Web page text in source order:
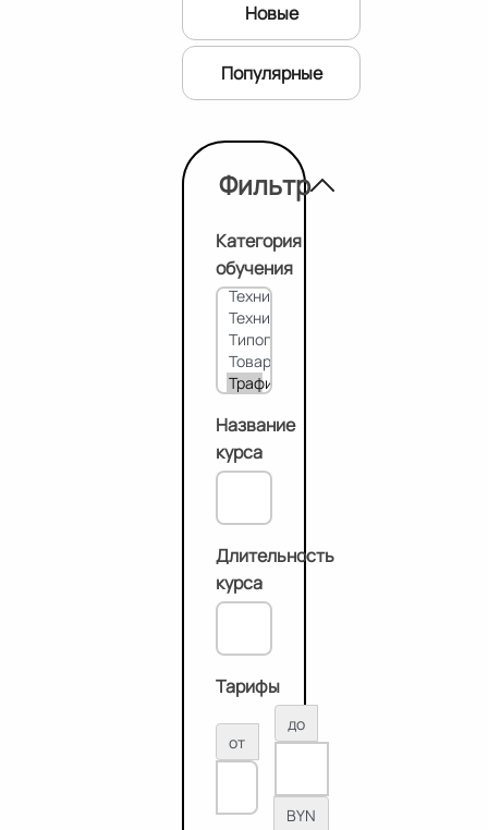
Новые
Популярные
Фильтр
Категория
обучения
Название
курса
Длительность
курса
Тарифы
от
до
BYN